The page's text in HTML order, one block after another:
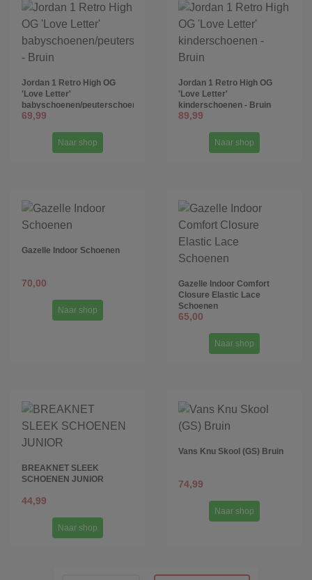
Jordan 1 Retro High OG
'Love Letter'
babyschoenen/peuterschoenen
- Bruin
69,99
Naar shop
Jordan 1 Retro High OG
'Love Letter'
kinderschoenen - Bruin
89,99
Naar shop
Gazelle Indoor Schoenen
70,00
Naar shop
Gazelle Indoor Comfort
Closure Elastic Lace
Schoenen
65,00
Naar shop
BREAKNET SLEEK
SCHOENEN JUNIOR
44,99
Naar shop
Vans Knu Skool (GS) Bruin
74,99
Naar shop